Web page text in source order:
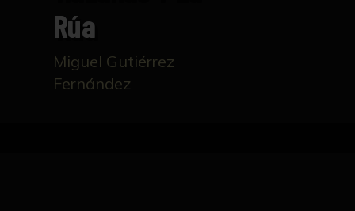
Rúa
Miguel Gutiérrez
Fernández